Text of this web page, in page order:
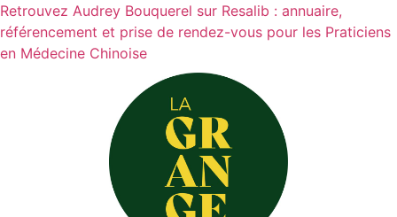
Retrouvez Audrey Bouquerel sur Resalib : annuaire,
référencement et prise de rendez-vous pour les Praticiens
en Médecine Chinoise